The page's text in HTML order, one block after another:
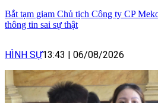
Bắt tạm giam Chủ tịch Công ty CP
thông tin sai sự thật
HÌNH SỰ13:43 | 06/08/2026